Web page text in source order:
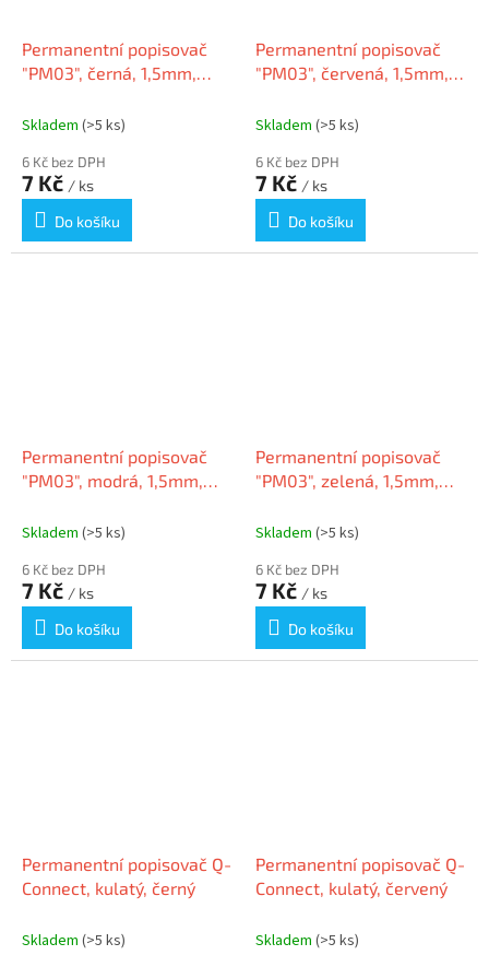
Permanentní popisovač
"PM03", černá, 1,5mm,
Skladem (>5 ks)
6 Kč bez DPH
7 Kč / ks
Do košíku
Permanentní popisovač
"PM03", červená, 1,5mm,
Skladem (>5 ks)
6 Kč bez DPH
7 Kč / ks
Do košíku
Permanentní popisovač
"PM03", modrá, 1,5mm,
Skladem (>5 ks)
6 Kč bez DPH
7 Kč / ks
Do košíku
Permanentní popisovač
"PM03", zelená, 1,5mm,
Skladem (>5 ks)
6 Kč bez DPH
7 Kč / ks
Do košíku
Permanentní popisovač Q-
Connect, kulatý, černý
Skladem (>5 ks)
Permanentní popisovač Q-
Connect, kulatý, červený
Skladem (>5 ks)